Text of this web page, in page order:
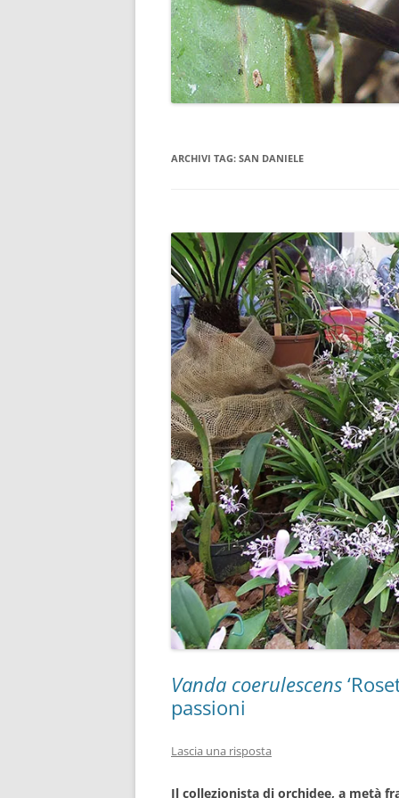
ARCHIVI TAG: SAN DANIELE
Vanda coerulescens
passioni
Lascia una risposta
Il collezionista di orchidee, a metà